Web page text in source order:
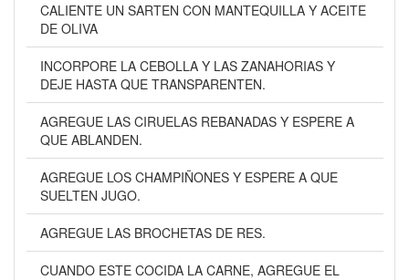
CALIENTE UN SARTEN CON MANTEQUILLA Y ACEITE
DE OLIVA
INCORPORE LA CEBOLLA Y LAS ZANAHORIAS Y
DEJE HASTA QUE TRANSPARENTEN.
AGREGUE LAS CIRUELAS REBANADAS Y ESPERE A
QUE ABLANDEN.
AGREGUE LOS CHAMPIÑONES Y ESPERE A QUE
SUELTEN JUGO.
AGREGUE LAS BROCHETAS DE RES.
CUANDO ESTE COCIDA LA CARNE, AGREGUE EL